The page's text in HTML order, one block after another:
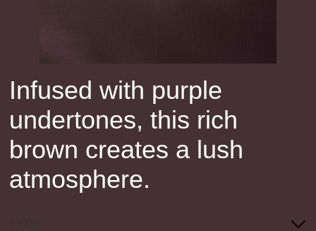
Infused with purple
undertones, this rich
brown creates a lush
atmosphere.